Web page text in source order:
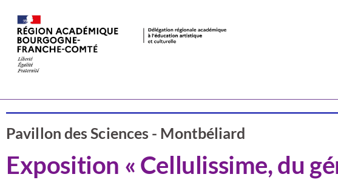
Pavillon des Sciences - Montbéliard
Exposition « Cellulissime, du